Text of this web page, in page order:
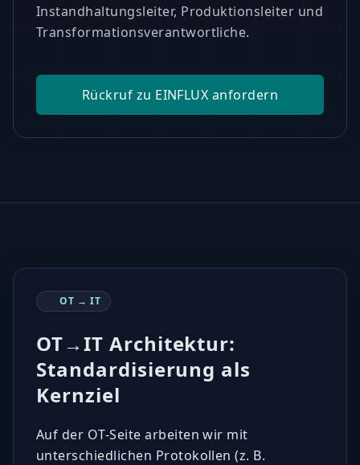
Instandhaltungsleiter, Produktionsleiter und
Transformationsverantwortliche.
Rückruf zu EINFLUX anfordern
OT → IT
OT→IT Architektur:
Standardisierung als
Kernziel
Auf der OT-Seite arbeiten wir mit
unterschiedlichen Protokollen (z. B.